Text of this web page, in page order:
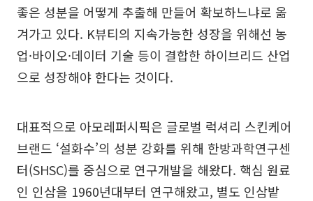
좋은 성분을 어떻게 추출해 만들어 확보하느냐로 옮
겨가고 있다. K뷰티의 지속가능한 성장을 위해선 농
업·바이오·데이터 기술 등이 결합한 하이브리드 산업
으로 성장해야 한다는 것이다.
대표적으로 아모레퍼시픽은 글로벌 럭셔리 스킨케어
브랜드 ‘설화수’의 성분 강화를 위해 한방과학연구센
터(SHSC)를 중심으로 연구개발을 해왔다. 핵심 원료
인 인삼을 1960년대부터 연구해왔고, 별도 인삼밭